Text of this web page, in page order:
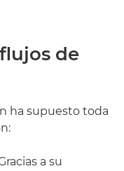
de
ha supuesto toda
a su